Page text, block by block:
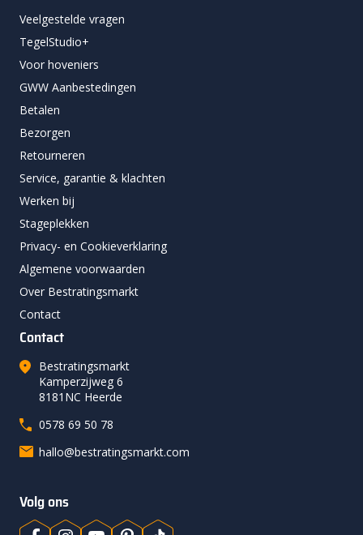
Veelgestelde vragen
TegelStudio+
Voor hoveniers
GWW Aanbestedingen
Betalen
Bezorgen
Retourneren
Service, garantie & klachten
Werken bij
Stageplekken
Privacy- en Cookieverklaring
Algemene voorwaarden
Over Bestratingsmarkt
Contact
Contact
Bestratingsmarkt
Kamperzijweg 6
8181NC Heerde
0578 69 50 78
hallo@bestratingsmarkt.com
Volg ons